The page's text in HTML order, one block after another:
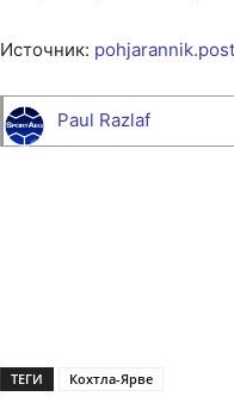
Источник:
Paul Razlaf
ТЕГИ Кохтла-Ярве